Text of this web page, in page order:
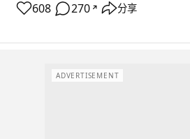
608 270 ↗ 分享
ADVERTISEMENT